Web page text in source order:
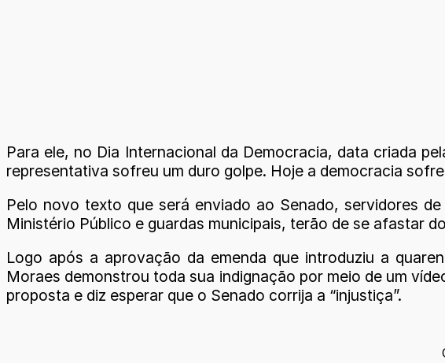
Para ele, no Dia Internacional da Democracia, data criada
representativa sofreu um duro golpe. Hoje a democracia
Pelo novo texto que será enviado ao Senado, servidores
Ministério Público e guardas municipais, terão de se afastar
Logo após a aprovação da emenda que introduziu a
Moraes demonstrou toda sua indignação por meio de um
proposta e diz esperar que o Senado corrija a “injustiça”.